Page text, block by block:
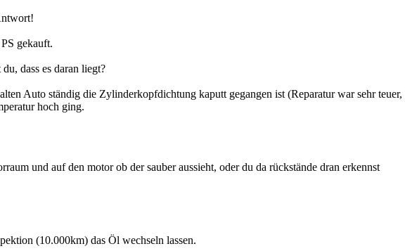
gekauft.
dass es daran liegt?
Auto ständig die Zylinderkopfdichtung kaputt gegangen ist (Reparatur war sehr
hoch ging.
und auf den motor ob der sauber aussieht, oder du da rückstände dran erkennst
(10.000km) das Öl wechseln lassen.